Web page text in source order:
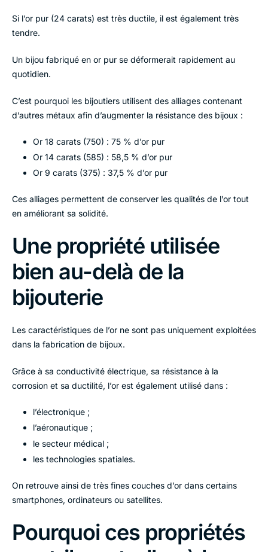
Si l’or pur (24 carats) est très ductile, il est également très
tendre.
Un bijou fabriqué en or pur se déformerait rapidement au
quotidien.
C’est pourquoi les bijoutiers utilisent des alliages contenant
d’autres métaux afin d’augmenter la résistance des bijoux :
Or 18 carats (750) : 75 % d’or pur
Or 14 carats (585) : 58,5 % d’or pur
Or 9 carats (375) : 37,5 % d’or pur
Ces alliages permettent de conserver les qualités de l’or tout
en améliorant sa solidité.
Une propriété utilisée
bien au-delà de la
bijouterie
Les caractéristiques de l’or ne sont pas uniquement exploitées
dans la fabrication de bijoux.
Grâce à sa conductivité électrique, sa résistance à la
corrosion et sa ductilité, l’or est également utilisé dans :
l’électronique ;
l’aéronautique ;
le secteur médical ;
les technologies spatiales.
On retrouve ainsi de très fines couches d’or dans certains
smartphones, ordinateurs ou satellites.
Pourquoi ces propriétés